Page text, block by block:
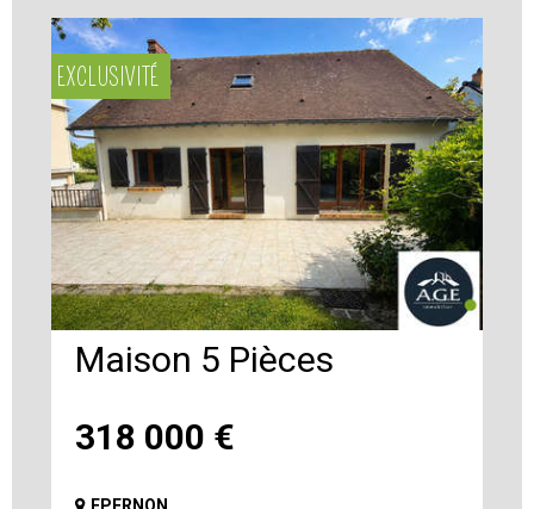
EXCLUSIVITÉ
318 000 €
Maison 5 Pièces